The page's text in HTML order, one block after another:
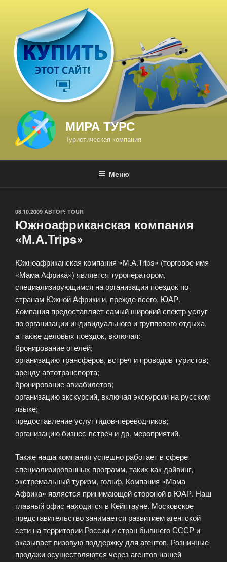
содержимому
МИРА ТУРС
Туристическая компания
Меню
ОПУБЛИКОВАНО
08.10.2009 АВТОР: TOUR
Южноафриканская компания
«М.А.Trips»
Южноафриканская компания «М.А.Trips» (торговое имя
«Мама Африка») является туроператором,
специализирующимся на организации поездок по
странам Южной Африки и, прежде всего, ЮАР.
Компания предоставляет самый широкий спектр услуг
по организации индивидуального и группового отдыха,
а также деловых поездок, включая:
бронирование отелей;
организацию трансферов, встреч и проводов туристов;
аренду автотранспорта;
бронирование авиабилетов;
организацию экскурсий, включая экскурсии на русском
языке;
предоставление услуг гидов-переводчиков;
организацию бизнес-встреч и др. мероприятий.
Также наша компания успешно работает в сфере
специализированных программ, таких как дайвинг,
экстремальный туризм, гольф. Компания «Мама
Африка» является принимающей стороной в ЮАР. Наш
главный офис находится в Кейптауне. Московское
представительство занимается развитием агентской
сети на территории России и стран бывшего СССР и
оказывает визовую поддержку для агентов. Розничные
продажи осуществляются через агентов нашей